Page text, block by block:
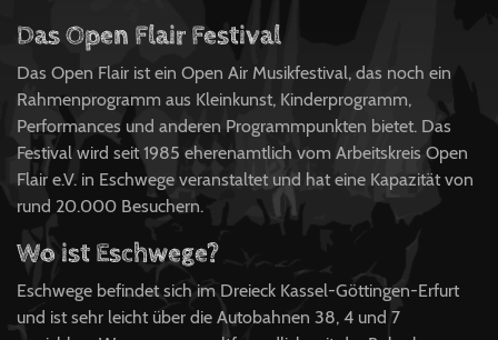
Das Open Flair Festival
Das Open Flair ist ein Open Air Musikfestival, das noch ein
Rahmenprogramm aus Kleinkunst, Kinderprogramm,
Performances und anderen Programmpunkten bietet. Das
Festival wird seit 1985 eherenamtlich vom Arbeitskreis Open
Flair e.V. in Eschwege veranstaltet und hat eine Kapazität von
rund 20.000 Besuchern.
Wo ist Eschwege?
Eschwege befindet sich im Dreieck Kassel-Göttingen-Erfurt
und ist sehr leicht über die Autobahnen 38, 4 und 7